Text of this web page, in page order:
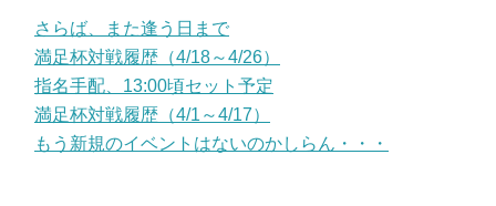
さらば、また逢う日まで
満足杯対戦履歴（4/18～4/26）
指名手配、13:00頃セット予定
満足杯対戦履歴（4/1～4/17）
もう新規のイベントはないのかしらん・・・